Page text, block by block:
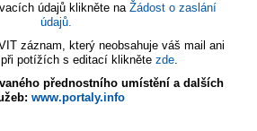
údajů klikněte na Žádost o zaslání
údajů.
záznam, který neobsahuje váš mail ani
potížích s editací klikněte zde.
přednostního umístění a dalších
www.portaly.info